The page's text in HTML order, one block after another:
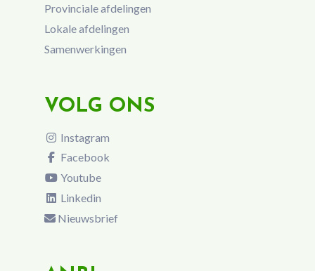
Provinciale afdelingen
Lokale afdelingen
Samenwerkingen
VOLG ONS
Instagram
Facebook
Youtube
Linkedin
Nieuwsbrief